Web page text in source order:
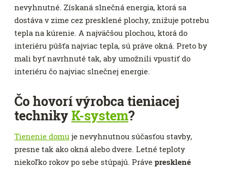
nevyhnutné. Získaná slnečná energia, ktorá sa
dostáva v zime cez presklené plochy, znižuje potrebu
tepla na kúrenie. A najväčšou plochou, ktorá do
interiéru púšťa najviac tepla, sú práve okná. Preto by
mali byť navrhnuté tak, aby umožnili vpustiť do
interiéru čo najviac slnečnej energie.
Čo hovorí výrobca tieniacej
technikyK-system?
Tienenie domu je nevyhnutnou súčasťou stavby,
presne tak ako okná alebo dvere. Letné teploty
niekoľko rokov po sebe stúpajú. Práve presklené